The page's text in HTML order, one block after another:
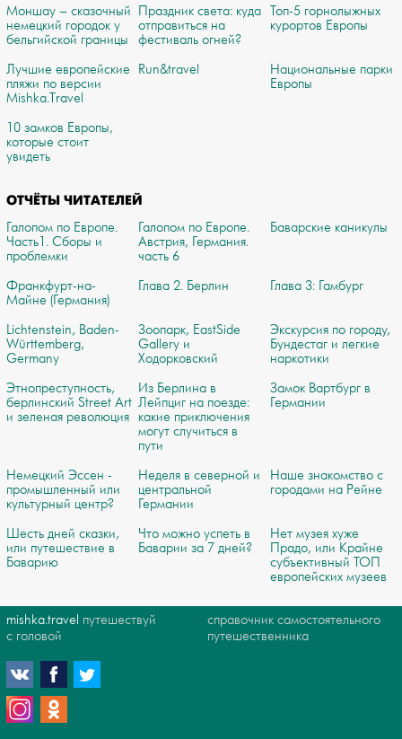
Моншау – сказочный
немецкий городок у
бельгийской границы
Праздник света: куда
отправиться на
фестиваль огней?
Топ-5 горнолыжных
курортов Европы
Лучшие европейские
пляжи по версии
Mishka.Travel
Run&travel
Национальные парки
Европы
10 замков Европы,
которые стоит
увидеть
ОТЧЁТЫ ЧИТАТЕЛЕЙ
Галопом по Европе.
Часть1. Сборы и
проблемки
Галопом по Европе.
Австрия, Германия.
часть 6
Баварские каникулы
Франкфурт-на-
Майне (Германия)
Глава 2. Берлин Глава 3: Гамбург
Lichtenstein, Baden-
Württemberg,
Germany
Зоопарк, EastSide
Gallery и
Ходорковский
Экскурсия по городу,
Бундестаг и легкие
наркотики
Этнопреступность,
берлинский Street Art
и зеленая революция
Из Берлина в
Лейпциг на поезде:
какие приключения
могут случиться в
пути
Замок Вартбург в
Германии
Немецкий Эссен -
промышленный или
культурный центр?
Неделя в северной и
центральной
Германии
Наше знакомство с
городами на Рейне
Шесть дней сказки,
или путешествие в
Баварию
Что можно успеть в
Баварии за 7 дней?
Нет музея хуже
Прадо, или Крайне
субъективный ТОП
европейских музеев
mishka.travel путешествуй
с головой
справочник самостоятельного
путешественника